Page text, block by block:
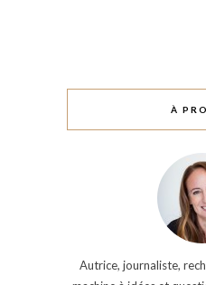
À
Autrice, journaliste,